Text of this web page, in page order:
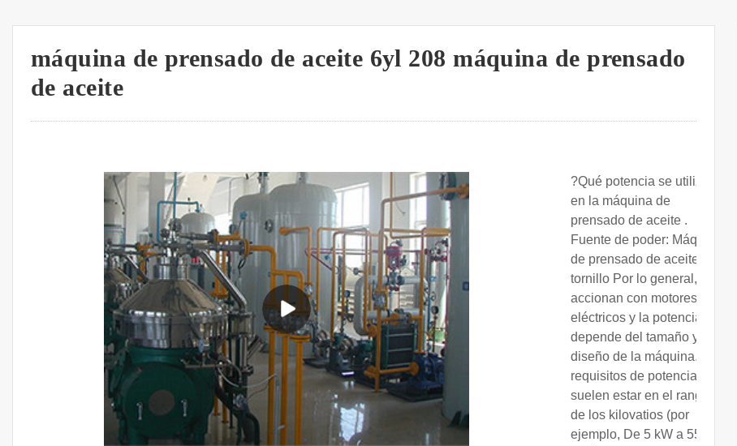
máquina de prensado de aceite 6yl 208 máquina de prensado
de aceite
?Qué potencia se utiliza
en la máquina de
prensado de aceite .
Fuente de poder: Máquina
de prensado de aceite de
tornillo Por lo general, se
accionan con motores
eléctricos y la potencia
depende del tamaño y el
diseño de la máquina. Los
requisitos de potencia
suelen estar en el rango
de los kilovatios (por
ejemplo, De 5 kW a 55 kW